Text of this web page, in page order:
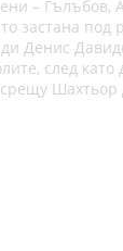
– Гълъбов,
застана
Денис
след